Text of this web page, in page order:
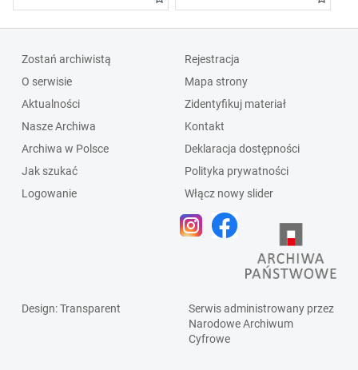
Zostań archiwistą
O serwisie
Aktualności
Nasze Archiwa
Archiwa w Polsce
Jak szukać
Logowanie
Rejestracja
Mapa strony
Zidentyfikuj materiał
Kontakt
Deklaracja dostępności
Polityka prywatności
Włącz nowy slider
Design: Transparent
Serwis administrowany przez
Narodowe Archiwum
Cyfrowe